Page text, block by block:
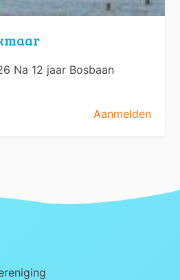
Na 12 jaar Bosbaan
Aanmelden